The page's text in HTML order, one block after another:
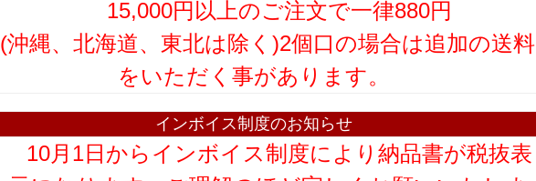
15,000円以上のご注文で一律880円
(沖縄、北海道、東北は除く)2個口の場合は追加の送料
をいただく事があります。
インボイス制度のお知らせ
10月1日からインボイス制度により納品書が税抜表